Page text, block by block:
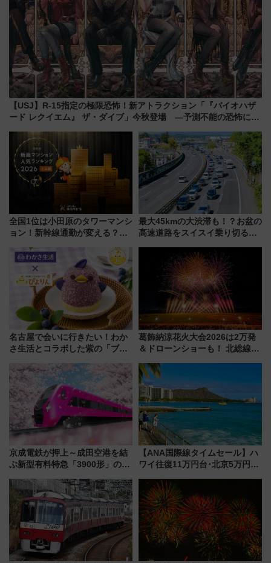
【USJ】R-15指定の極限恐怖！新アトラクション「『バイオハザ
ード レクイエム』 ザ・ダイブ」今秋登場 ―予測不能の恐怖に泣
全国1位は小田原のタワーマンシ
ョン！新幹線通勤が変える？
【新築マンション人気ランキン
最大45kmの大渋滞も！？お盆の
高速道路をスイスイ乗り切る快
名古屋で会いに行きたい！わか
さ生活とコラボした紫の「ブル
売
葛飾納涼花火大会2026は2万発
＆ドローンショーも！ 北総線を
車、観覧スポット情報と周辺観
光まとめ（7/28開催）
京成電鉄が押上～成田空港を結
ぶ新型有料特急「3900形」のコ
募集も実施
【ANA国際線タイムセール】ハ
ワイ往復11万円台･北京5万円台
来春のGW旅行まで狙える激ア
ツ路線まとめ（8/10まで）